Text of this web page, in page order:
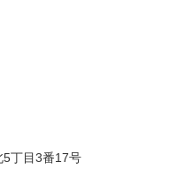
5丁目3番17号